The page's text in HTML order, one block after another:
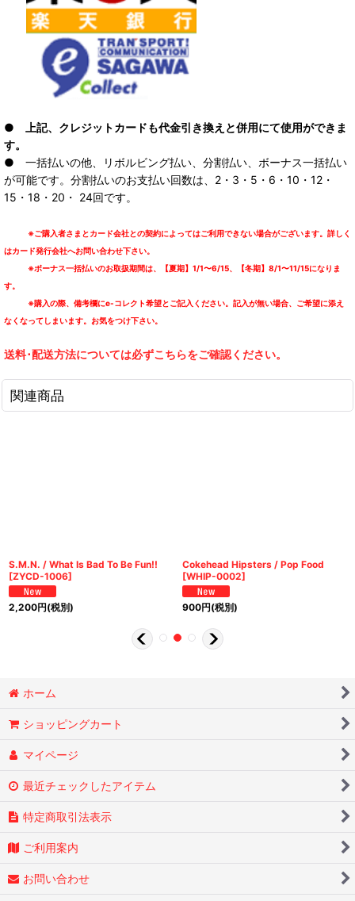
● 上記、クレジットカードも代金引き換えと併用にて使用ができま
す。
● 一括払いの他、リボルビング払い、分割払い、ボーナス一括払い
が可能です。分割払いのお支払い回数は、2・3・5・6・10・12・
15・18・20・ 24回です。
※ご購入者さまとカード会社との契約によってはご利用できない場合がございます。詳しく
はカード発行会社へお問い合わせ下さい。
※ボーナス一括払いのお取扱期間は、【夏期】1/1〜6/15、【冬期】8/1〜11/15になりま
す。
※購入の際、備考欄にe-コレクト希望とご記入ください。記入が無い場合、ご希望に添え
なくなってしまいます。お気をつけ下さい。
送料･配送方法については必ずこちらをご確認ください。
関連商品
S.M.N. / What Is Bad To Be Fun!!
[ZYCD-1006]
2,200円(税別)
Cokehead Hipsters / Pop Food
[WHIP-0002]
900円(税別)
ホーム
ショッピングカート
マイページ
最近チェックしたアイテム
特定商取引法表示
ご利用案内
お問い合わせ